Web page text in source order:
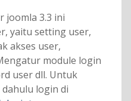
joomla 3.3 ini
yaitu setting user,
akses user,
module login
user dll. Untuk
login di